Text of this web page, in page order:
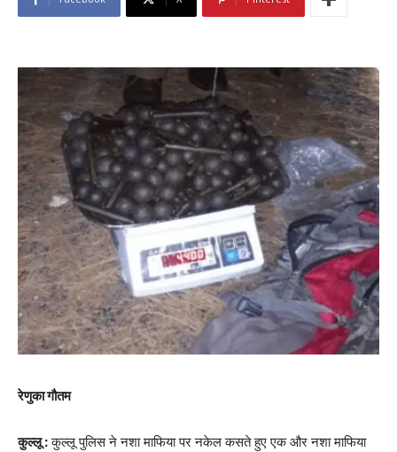
रेणुका गौतम
कुल्लू :कुल्लू पुलिस ने नशा माफिया पर नकेल कसते हुए एक और नशा माफिया